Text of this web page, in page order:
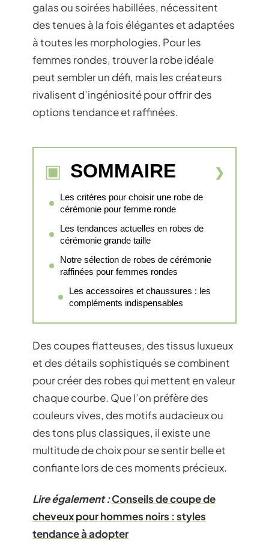
galas ou soirées habillées, nécessitent
des tenues à la fois élégantes et adaptées
à toutes les morphologies. Pour les
femmes rondes, trouver la robe idéale
peut sembler un défi, mais les créateurs
rivalisent d’ingéniosité pour offrir des
options tendance et raffinées.
SOMMAIRE
Les critères pour choisir une robe de
cérémonie pour femme ronde
Les tendances actuelles en robes de
cérémonie grande taille
Notre sélection de robes de cérémonie
raffinées pour femmes rondes
Les accessoires et chaussures : les
compléments indispensables
Des coupes flatteuses, des tissus luxueux
et des détails sophistiqués se combinent
pour créer des robes qui mettent en valeur
chaque courbe. Que l’on préfère des
couleurs vives, des motifs audacieux ou
des tons plus classiques, il existe une
multitude de choix pour se sentir belle et
confiante lors de ces moments précieux.
Lire également :Conseils de coupe de
cheveux pour hommes noirs : styles
tendance à adopter